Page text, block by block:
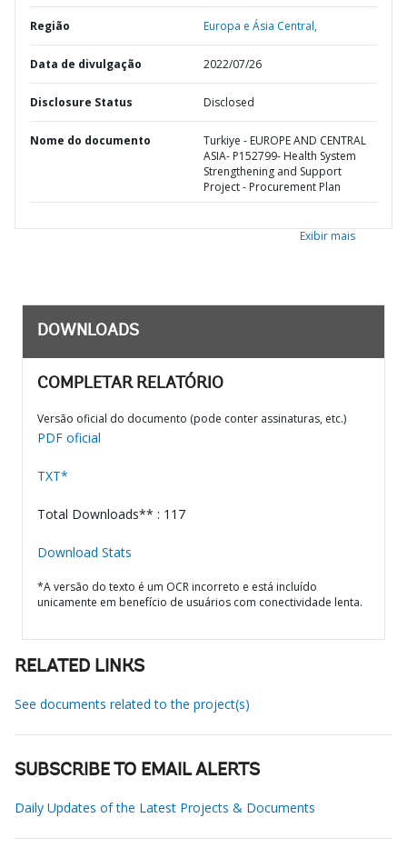
Região Europa e Ásia Central,
Data de divulgação 2022/07/26
Disclosure Status Disclosed
Nome do documento
Turkiye - EUROPE AND CENTRAL
ASIA- P152799- Health System
Strengthening and Support
Project - Procurement Plan
Exibir mais
DOWNLOADS
COMPLETAR RELATÓRIO
Versão oficial do documento (pode conter assinaturas, etc.)
PDF oficial
TXT*
Total Downloads** : 117
Download Stats
*A versão do texto é um OCR incorreto e está incluído
unicamente em benefício de usuários com conectividade lenta.
RELATED LINKS
See documents related to the project(s)
SUBSCRIBE TO EMAIL ALERTS
Daily Updates of the Latest Projects & Documents